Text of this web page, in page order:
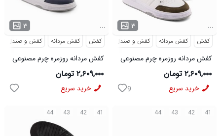
۳ ...
کفش کفش مردانه کفش و صندل
کفش مردانه روزمره چرم مصنوعی
50918
۲,۶۰۹,۰۰۰ تومان
خرید سریع
۳ ...
کفش کفش مردانه کفش و صندل
کفش مردانه روزمره چرم مصنوعی
50919
۲,۶۰۹,۰۰۰ تومان
خرید سریع 9
41
42
43
44 41
42
43
44